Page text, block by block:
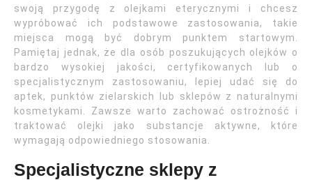
swoją przygodę z olejkami eterycznymi i chcesz
wypróbować ich podstawowe zastosowania, takie
miejsca mogą być dobrym punktem startowym.
Pamiętaj jednak, że dla osób poszukujących olejków o
bardzo wysokiej jakości, certyfikowanych lub o
specjalistycznym zastosowaniu, lepiej udać się do
aptek, punktów zielarskich lub sklepów z naturalnymi
kosmetykami. Zawsze warto zachować ostrożność i
traktować olejki jako substancje aktywne, które
wymagają odpowiedniego stosowania.
Specjalistyczne sklepy z